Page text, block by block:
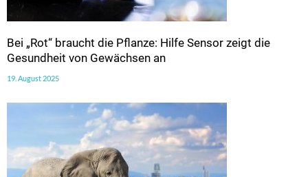
Bei „Rot“ braucht die Pflanze: Hilfe Sensor zeigt die
Gesundheit von Gewächsen an
19. August 2025